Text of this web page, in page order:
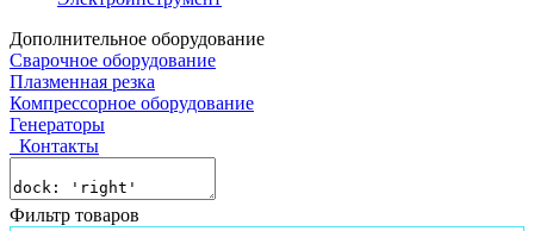
Дополнительное оборудование
Сварочное оборудование
Плазменная резка
Компрессорное оборудование
Генераторы
Контакты
Фильтр товаров